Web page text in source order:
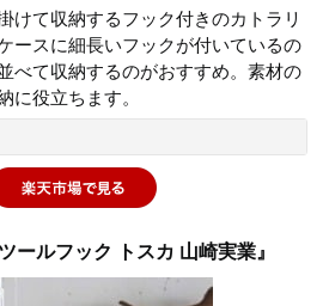
けて収納するフック付きのカトラリ
ースに細長いフックが付いているの
べて収納するのがおすすめ。素材の
に役立ちます。
ールフック トスカ 山崎実業』